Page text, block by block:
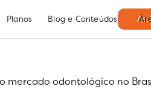
Planos Blog e Conteúdos
mercado odontológico no